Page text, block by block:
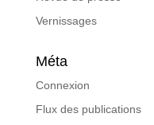
Vernissages
Méta
Connexion
Flux des publications